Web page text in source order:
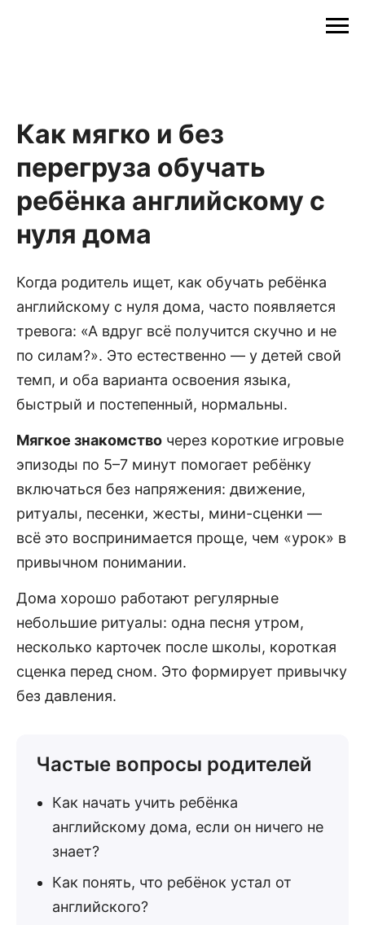
Как мягко и без
перегруза обучать
ребёнка английскому с
нуля дома
Когда родитель ищет, как обучать ребёнка
английскому с нуля дома, часто появляется
тревога: «А вдруг всё получится скучно и не
по силам?». Это естественно — у детей свой
темп, и оба варианта освоения языка,
быстрый и постепенный, нормальны.
Мягкое знакомство через короткие игровые
эпизоды по 5–7 минут помогает ребёнку
включаться без напряжения: движение,
ритуалы, песенки, жесты, мини-сценки —
всё это воспринимается проще, чем «урок» в
привычном понимании.
Дома хорошо работают регулярные
небольшие ритуалы: одна песня утром,
несколько карточек после школы, короткая
сценка перед сном. Это формирует привычку
без давления.
Частые вопросы родителей
Как начать учить ребёнка
английскому дома, если он ничего не
знает?
Как понять, что ребёнок устал от
английского?